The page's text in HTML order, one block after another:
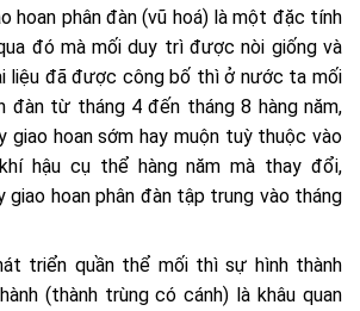
hoan phân đàn (vũ hoá) là một đặc tính
đó mà mối duy trì được nòi giống và
liệu đã được công bố thì ở nước ta mối
đàn từ tháng 4 đến tháng 8 hàng năm,
giao hoan sớm hay muộn tuỳ thuộc vào
hậu cụ thể hàng năm mà thay đổi,
giao hoan phân đàn tập trung vào tháng
triển quần thể mối thì sự hình thành
(thành trùng có cánh) là khâu quan